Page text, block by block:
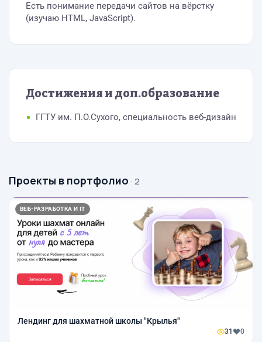
Есть понимание передачи сайтов на вёрстку
(изучаю HTML, JavaScript).
Достижения и доп.образование
ГГТУ им. П.О.Сухого, специальность веб-дизайн
Проекты в портфолио · 2
ВЕБ-РАЗРАБОТКА И IT
Лендинг для шахматной школы "Крылья"
31 0